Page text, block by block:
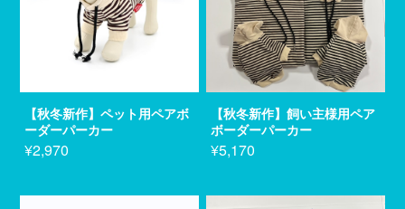
【秋冬新作】ペット用ペアボ
ーダーパーカー
¥2,970
【秋冬新作】飼い主様用ペア
ボーダーパーカー
¥5,170